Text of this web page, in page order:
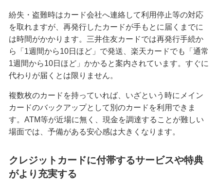
クレジットカードの3Dセキュアとは？決済方法、
導入のメリットや注意点を解説
クレジットカードの家族カードとは？発行条件や
メリット・デメリット等を解説
に影響する？対処法やリスクを解説
クレジットカードのランクとは？上げる方法やハ
イクラスのメリット・注意点も解説
クレジットカード引き落としの時間は？当日入金
の注意点や遅れたときの対処法も紹介
紛失・盗難時はカード会社へ連絡して利用停止等の対応
を取れますが、再発行したカードが手もとに届くまでに
は時間がかかります。三井住友カードでは再発行手続か
ら「1週間から10日ほど」で発送、楽天カードでも「通常
1週間から10日ほど」かかると案内されています。すぐに
代わりが届くとは限りません。
複数枚のカードを持っていれば、いざという時にメイン
カードのバックアップとして別のカードを利用できま
す。ATM等が近場に無く、現金を調達することが難しい
場面では、予備がある安心感は大きくなります。
クレジットカードに付帯するサービスや特典
がより充実する